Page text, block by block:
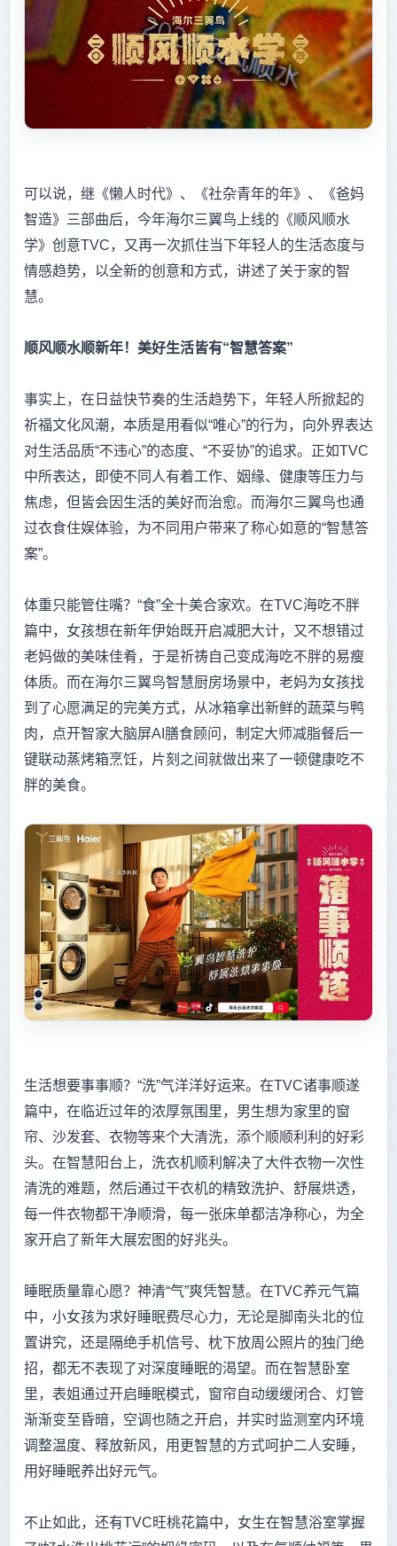
可以说，继《懒人时代》、《社杂青年的年》、《爸妈
智造》三部曲后，今年海尔三翼鸟上线的《顺风顺水
学》创意TVC，又再一次抓住当下年轻人的生活态度与
情感趋势，以全新的创意和方式，讲述了关于家的智
慧。
顺风顺水顺新年！美好生活皆有“智慧答案”
事实上，在日益快节奏的生活趋势下，年轻人所掀起的
祈福文化风潮，本质是用看似“唯心”的行为，向外界表达
对生活品质“不违心”的态度、“不妥协”的追求。正如TVC
中所表达，即使不同人有着工作、姻缘、健康等压力与
焦虑，但皆会因生活的美好而治愈。而海尔三翼鸟也通
过衣食住娱体验，为不同用户带来了称心如意的“智慧答
案”。
体重只能管住嘴？“食”全十美合家欢。在TVC海吃不胖
篇中，女孩想在新年伊始既开启减肥大计，又不想错过
老妈做的美味佳肴，于是祈祷自己变成海吃不胖的易瘦
体质。而在海尔三翼鸟智慧厨房场景中，老妈为女孩找
到了心愿满足的完美方式，从冰箱拿出新鲜的蔬菜与鸭
肉，点开智家大脑屏AI膳食顾问，制定大师减脂餐后一
键联动蒸烤箱烹饪，片刻之间就做出来了一顿健康吃不
胖的美食。
生活想要事事顺？“洗”气洋洋好运来。在TVC诸事顺遂
篇中，在临近过年的浓厚氛围里，男生想为家里的窗
帘、沙发套、衣物等来个大清洗，添个顺顺利利的好彩
头。在智慧阳台上，洗衣机顺利解决了大件衣物一次性
清洗的难题，然后通过干衣机的精致洗护、舒展烘透，
每一件衣物都干净顺滑，每一张床单都洁净称心，为全
家开启了新年大展宏图的好兆头。
睡眠质量靠心愿？神清“气”爽凭智慧。在TVC养元气篇
中，小女孩为求好睡眠费尽心力，无论是脚南头北的位
置讲究，还是隔绝手机信号、枕下放周公照片的独门绝
招，都无不表现了对深度睡眠的渴望。而在智慧卧室
里，表姐通过开启睡眠模式，窗帘自动缓缓闭合、灯管
渐渐变至昏暗，空调也随之开启，并实时监测室内环境
调整温度、释放新风，用更智慧的方式呵护二人安睡，
用好睡眠养出好元气。
不止如此，还有TVC旺桃花篇中，女生在智慧浴室掌握